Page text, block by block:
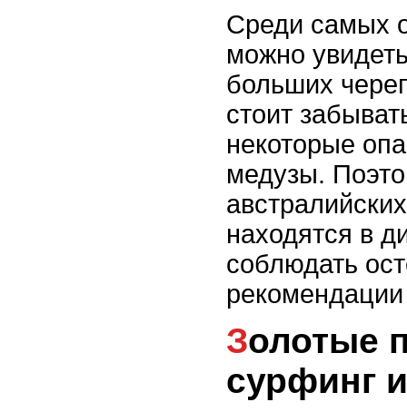
Среди самых
можно
больших
стоит
некоторые
медузы.
находятся в
соблюдать
Золотые пляжи Австралии:
сурфинг